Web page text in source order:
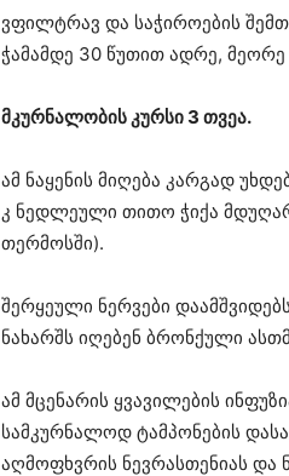
ვფილტრავ და საჭიროების
ჭამამდე 30 წუთით ადრე, მეორე
მკურნალობის კურსი 3 თვეა.
ამ ნაყენის მიღება კარგად
კ ნედლეული თითო ჭიქა
თერმოსში).
შერყეული ნერვები
ნახარშს იღებენ ბრონქული
ამ მცენარის ყვავილების
სამკურნალოდ ტამპონების
აღმოფხვრის ნევრასთენიას და